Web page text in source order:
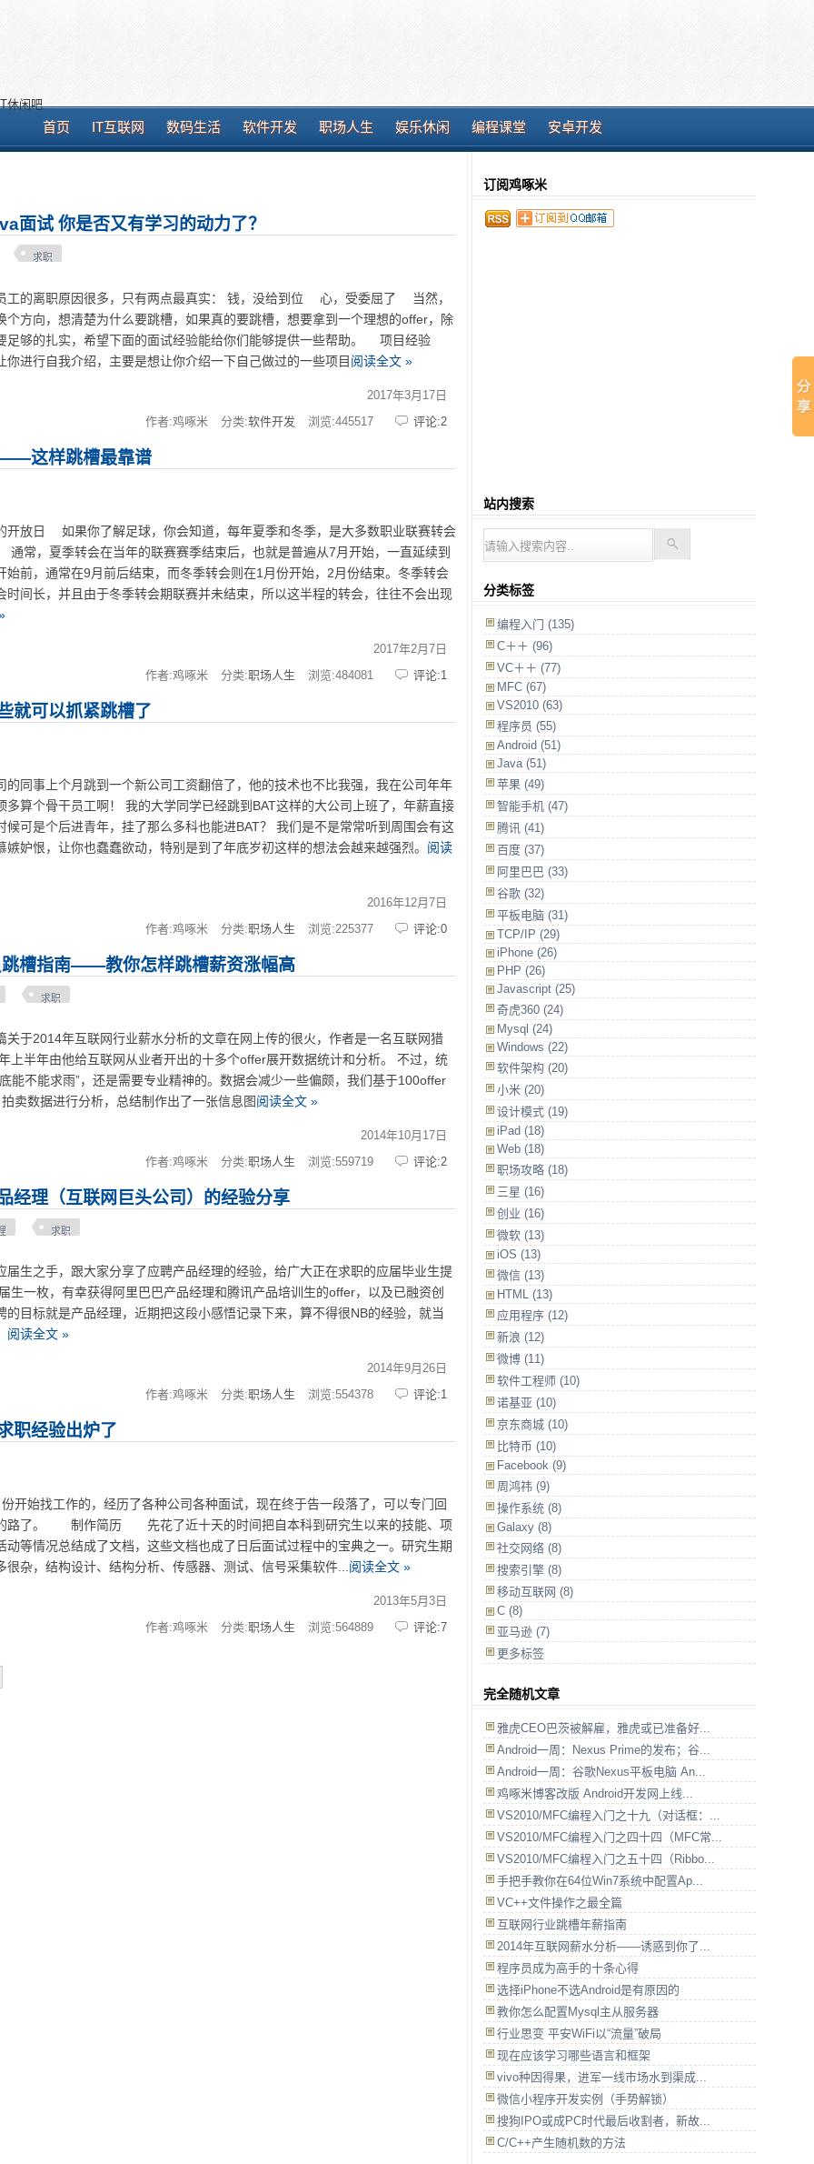
休闲吧
首页 IT互联网 数码生活 软件开发 职场人生 娱乐休闲 编程课堂 安卓开发
面试 你是否又有学习的动力了？
求职
的离职原因很多，只有两点最真实： 钱，没给到位 心，受委屈了 当然，
个方向，想清楚为什么要跳槽，如果真的要跳槽，想要拿到一个理想的offer，除
足够的扎实，希望下面的面试经验能给你们能够提供一些帮助。 项目经验
你进行自我介绍，主要是想让你介绍一下自己做过的一些项目 阅读全文 »
2017年3月17日
作者:鸡啄米
分类:软件开发 浏览:445517 评论:2
这样跳槽最靠谱
放日 如果你了解足球，你会知道，每年夏季和冬季，是大多数职业联赛转会
常，夏季转会在当年的联赛赛季结束后，也就是普遍从7月开始，一直延续到
始前，通常在9月前后结束，而冬季转会则在1月份开始，2月份结束。冬季转会
时间长，并且由于冬季转会期联赛并未结束，所以这半程的转会，往往不会出现
2017年2月7日
作者:鸡啄米
分类:职场人生 浏览:484081 评论:1
就可以抓紧跳槽了
同事上个月跳到一个新公司工资翻倍了，他的技术也不比我强，我在公司年年
多算个骨干员工啊！ 我的大学同学已经跳到BAT这样的大公司上班了，年薪直接
候可是个后进青年，挂了那么多科也能进BAT？ 我们是不是常常听到周围会有这
嫉妒恨，让你也蠢蠢欲动，特别是到了年底岁初这样的想法会越来越强烈。 阅读
2016年12月7日
作者:鸡啄米
分类:职场人生 浏览:225377 评论:0
槽指南——教你怎样跳槽薪资涨幅高
求职
于2014年互联网行业薪水分析的文章在网上传的很火，作者是一名互联网猎
上半年由他给互联网从业者开出的十多个offer展开数据统计和分析。 不过，统
能不能求雨”，还是需要专业精神的。数据会减少一些偏颇，我们基于100offer
卖数据进行分析，总结制作出了一张信息图阅读全文 »
2014年10月17日
作者:鸡啄米
分类:职场人生 浏览:559719 评论:2
经理（互联网巨头公司）的经验分享
求职
生之手，跟大家分享了应聘产品经理的经验，给广大正在求职的应届毕业生提
生一枚，有幸获得阿里巴巴产品经理和腾讯产品培训生的offer，以及已融资创
的目标就是产品经理，近期把这段小感悟记录下来，算不得很NB的经验，就当
阅读全文 »
2014年9月26日
作者:鸡啄米
分类:职场人生 浏览:554378 评论:1
职经验出炉了
始找工作的，经历了各种公司各种面试，现在终于告一段落了，可以专门回
路了。 制作简历 先花了近十天的时间把自本科到研究生以来的技能、项
动等情况总结成了文档，这些文档也成了日后面试过程中的宝典之一。研究生期
很杂，结构设计、结构分析、传感器、测试、信号采集软件... 阅读全文 »
2013年5月3日
作者:鸡啄米
分类:职场人生 浏览:564889 评论:7
订阅鸡啄米
站内搜索
分类标签
编程入门 (135)
C＋＋ (96)
VC＋＋ (77)
MFC (67)
VS2010 (63)
程序员 (55)
Android (51)
Java (51)
苹果 (49)
智能手机 (47)
腾讯 (41)
百度 (37)
阿里巴巴 (33)
谷歌 (32)
平板电脑 (31)
TCP/IP (29)
iPhone (26)
PHP (26)
Javascript (25)
奇虎360 (24)
Mysql (24)
Windows (22)
软件架构 (20)
小米 (20)
设计模式 (19)
iPad (18)
Web (18)
职场攻略 (18)
三星 (16)
创业 (16)
微软 (13)
iOS (13)
微信 (13)
HTML (13)
应用程序 (12)
新浪 (12)
微博 (11)
软件工程师 (10)
诺基亚 (10)
京东商城 (10)
比特币 (10)
Facebook (9)
周鸿祎 (9)
操作系统 (8)
Galaxy (8)
社交网络 (8)
搜索引擎 (8)
移动互联网 (8)
C (8)
亚马逊 (7)
更多标签
完全随机文章
雅虎CEO巴茨被解雇，雅虎或已准备好...
Android一周：Nexus Prime的发布；谷...
Android一周：谷歌Nexus平板电脑 An...
鸡啄米博客改版 Android开发网上线...
VS2010/MFC编程入门之十九（对话框：...
VS2010/MFC编程入门之四十四（MFC常...
VS2010/MFC编程入门之五十四（Ribbo...
手把手教你在64位Win7系统中配置Ap...
VC++文件操作之最全篇
互联网行业跳槽年薪指南
2014年互联网薪水分析——诱惑到你了...
程序员成为高手的十条心得
选择iPhone不选Android是有原因的
教你怎么配置Mysql主从服务器
行业思变 平安WiFi以“流量”破局
现在应该学习哪些语言和框架
vivo种因得果，进军一线市场水到渠成...
微信小程序开发实例（手势解锁）
搜狗IPO或成PC时代最后收割者，新故...
C/C++产生随机数的方法